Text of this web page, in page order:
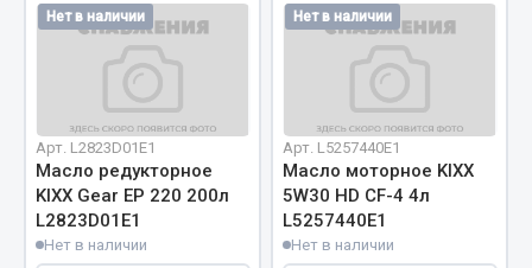
Весь раздел
Система питания
Подвеска
Тормозная система
Двери
Нет в наличии
Арт. L2823D01Е1
Масло редукторное
KIXX Gear EP 220 200л
L2823D01Е1
Нет в наличии
Нет в наличии
Арт. L5257440E1
Масло моторное KIXX
5W30 HD CF-4 4л
L5257440E1
Нет в наличии